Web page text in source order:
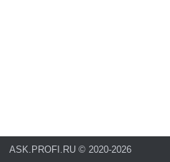
ASK.PROFI.RU © 2020-2026